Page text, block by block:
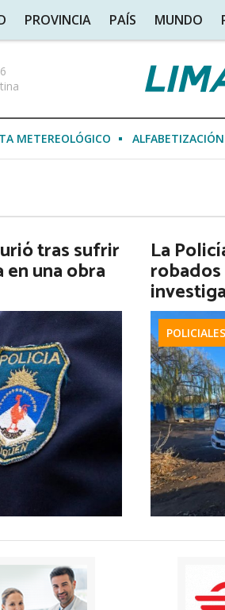
PROVINCIA PAÍS MUNDO
METEREOLÓGICO
tras sufrir
una obra
La
POLICIALES